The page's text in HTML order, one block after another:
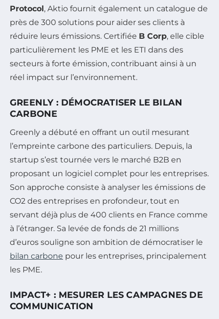
Protocol, Aktio fournit également un catalogue de
près de 300 solutions pour aider ses clients à
réduire leurs émissions. Certifiée B Corp, elle cible
particulièrement les PME et les ETI dans des
secteurs à forte émission, contribuant ainsi à un
réel impact sur l’environnement.
GREENLY : DÉMOCRATISER LE BILAN
CARBONE
Greenly a débuté en offrant un outil mesurant
l’empreinte carbone des particuliers. Depuis, la
startup s’est tournée vers le marché B2B en
proposant un logiciel complet pour les entreprises.
Son approche consiste à analyser les émissions de
CO2 des entreprises en profondeur, tout en
servant déjà plus de 400 clients en France comme
à l’étranger. Sa levée de fonds de 21 millions
d’euros souligne son ambition de démocratiser le
bilan carbone pour les entreprises, principalement
les PME.
IMPACT+ : MESURER LES CAMPAGNES DE
COMMUNICATION